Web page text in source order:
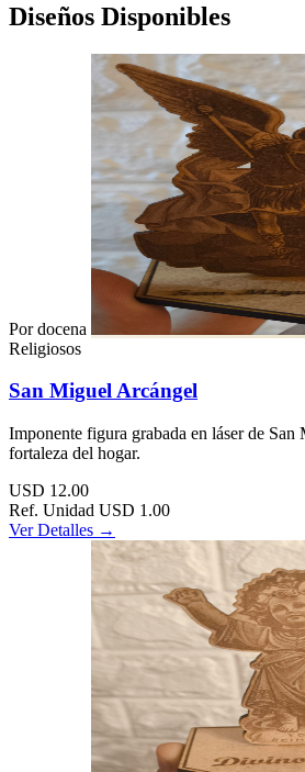
Diseños Disponibles
Por docena
Religiosos
San Miguel Arcángel
Imponente figura grabada en láser de
fortaleza del hogar.
USD 12.00
Ref. Unidad USD 1.00
Ver Detalles →